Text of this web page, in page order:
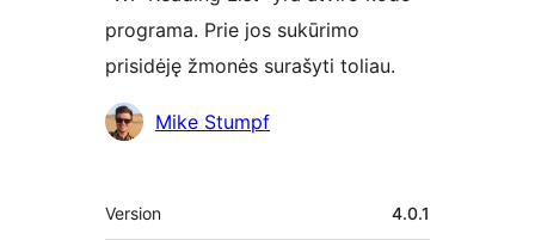
programa. Prie jos sukūrimo
prisidėję žmonės surašyti toliau.
AutoriaiMike Stumpf
Metainformacija
Version 4.0.1